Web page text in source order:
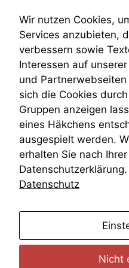
Teilungsklage
Venezuela
VRK
Zivilprozessordnung
ZPO
Zustellfiktion
Zuständigkeit
Öffentliches Personalrecht
Öffentlichkeitsprinzip
Wir nutzen Cookies,
Services anzubieten,
verbessern sowie
Interessen auf
und
sich die Cookies
Gruppen anzeigen
eines Häkchens
ausgespielt werden.
erhalten Sie nach
Datenschutzerklärung.
Datenschutz
Nicht